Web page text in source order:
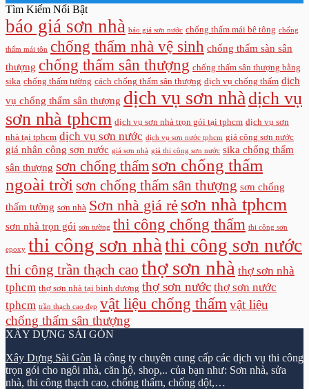
Tìm Kiếm Nổi Bật
báo giá sơn nhà báo giá sơn nước chống thấm mái bê tông chống
thấm mái tôn chống thấm nhà vệ sinh chống thấm sàn sân
thượng chống thấm sân thượng chống thấm sân thượng bằng
sika chống thấm tường cách chống thấm sân thượng dịch vụ chống thấm dịch
vụ chống thấm sân thượng dịch vụ sơn nhà dịch vụ
sơn nhà tphcm dịch vụ sơn nhà trọn gói tại tphcm dịch vụ sơn
nhà tại tphcm dịch vụ sơn nước dịch vụ sơn nước tphcm giá công sơn nước
giá nhân công sơn nước giá sơn nhà giá thi công sơn nước sika chống thấm
sân thượng sơn chống thấm sơn chống thấm
ngoài trời sơn chống thấm sân thượng sơn chống
thấm tường sơn nhà Sơn nhà giá rẻ sơn nhà tphcm
sơn nhà trọn gói sơn tường thi công chống thấm thi công sơn
epoxy thi công sơn nhà thi công sơn nước
thi công trần thạch cao thợ sơn nhà thợ sơn nhà
tphcm thợ sơn nhà tại bình dương thợ sơn nước thợ sơn nước
tphcm trần thạch cao đẹp vật liệu chống thấm vật liệu
chống thấm sân thượng
XÂY DỰNG SÀI GÒN
Xây Dựng Sài Gòn là công ty chuyên cung cấp các dịch vụ thi công
trọn gói cho ngôi nhà, căn hộ, shop,.. của bạn như: Sơn nhà, sửa
nhà, thi công thạch cao, chống thấm, chống dột,…